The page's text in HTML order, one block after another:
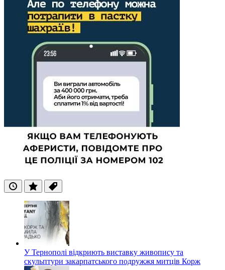
ОстанніПопулярні
Теги
У Тернополі відкриють виставку живопису та
скульптури закарпатського подружжя митців Корж